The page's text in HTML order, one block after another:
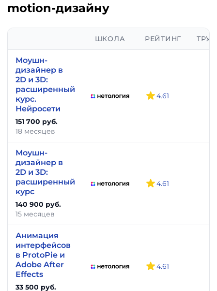
motion-дизайну
ШКОЛА РЕЙТИНГ
Моушн-
дизайнер в
2D и 3D:
расширенный
курс.
Нейросети
151 700 руб.
18 месяцев
4.61
Моушн-
дизайнер в
2D и 3D:
расширенный
курс
140 900 руб.
15 месяцев
4.61
Анимация
интерфейсов
в ProtoPie и
Adobe After
Effects
33 500 руб.
4.61